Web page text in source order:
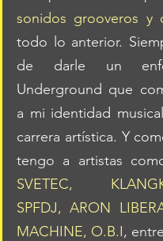
sonidos grooveros y
todo lo anterior.
de darle un
Underground que
a mi identidad
carrera artística. Y
tengo a artistas
SVETEC,
SPFDJ, ARON
MACHINE, O.B.I,